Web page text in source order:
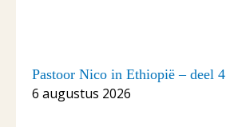
Pastoor Nico in Ethiopië – deel 4
6 augustus 2026